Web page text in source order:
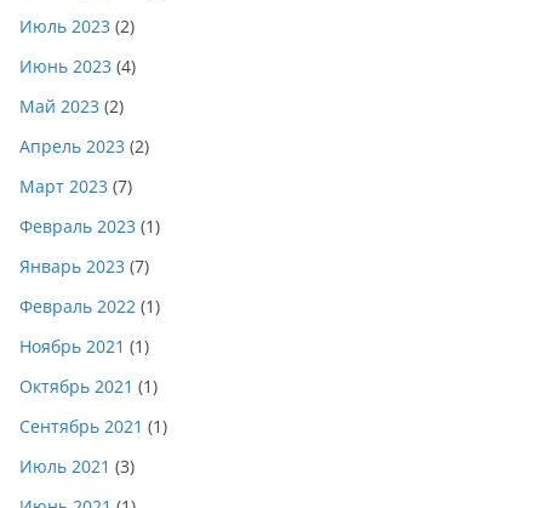
Июль 2023 (2)
Июнь 2023 (4)
Май 2023 (2)
Апрель 2023 (2)
Март 2023 (7)
Февраль 2023 (1)
Январь 2023 (7)
Февраль 2022 (1)
Ноябрь 2021 (1)
Октябрь 2021 (1)
Сентябрь 2021 (1)
Июль 2021 (3)